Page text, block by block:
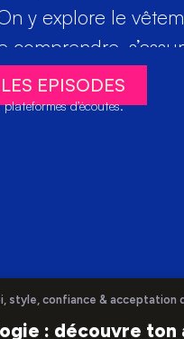
y explore le
comprendre,
EPISODES
d’écoutes.